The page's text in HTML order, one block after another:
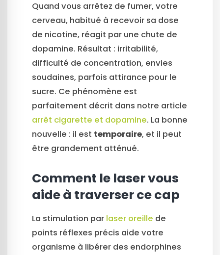
Quand vous arrêtez de fumer, votre
cerveau, habitué à recevoir sa dose
de nicotine, réagit par une chute de
dopamine. Résultat : irritabilité,
difficulté de concentration, envies
soudaines, parfois attirance pour le
sucre. Ce phénomène est
parfaitement décrit dans notre article
arrêt cigarette et dopamine. La bonne
nouvelle : il est temporaire, et il peut
être grandement atténué.
Comment le laser vous
aide à traverser ce cap
La stimulation par laser oreille de
points réflexes précis aide votre
organisme à libérer des endorphines